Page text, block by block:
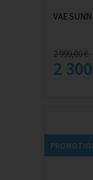
VAE
2 999,00 €
2